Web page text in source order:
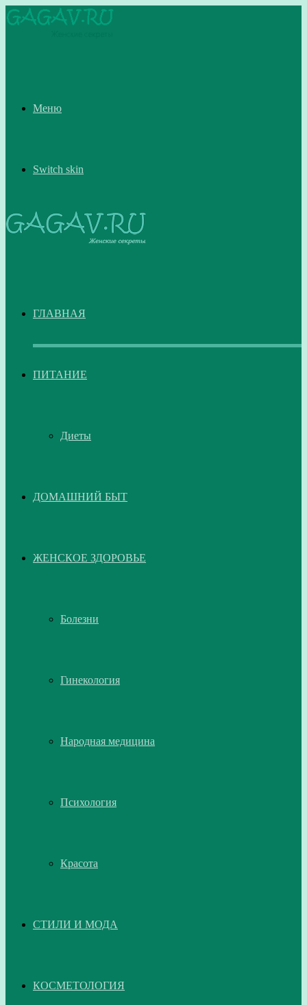
Меню
Switch skin
ГЛАВНАЯ
ПИТАНИЕ
Диеты
ДОМАШНИЙ БЫТ
ЖЕНСКОЕ ЗДОРОВЬЕ
Болезни
Гинекология
Народная медицина
Психология
Красота
СТИЛИ И МОДА
КОСМЕТОЛОГИЯ